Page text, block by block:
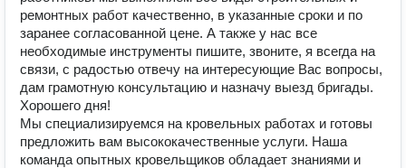
ремонтных работ качественно, в указанные сроки и по
заранее согласованной цене. А также у нас все
необходимые инструменты пишите, звоните, я всегда на
связи, с радостью отвечу на интересующие Вас вопросы,
дам грамотную консультацию и назначу выезд бригады.
Хорошего дня!
Мы специализируемся на кровельных работах и готовы
предложить вам высококачественные услуги. Наша
команда опытных кровельщиков обладает знаниями и